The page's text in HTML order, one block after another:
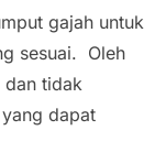
gajah untuk
sesuai. Oleh
dan tidak
dapat